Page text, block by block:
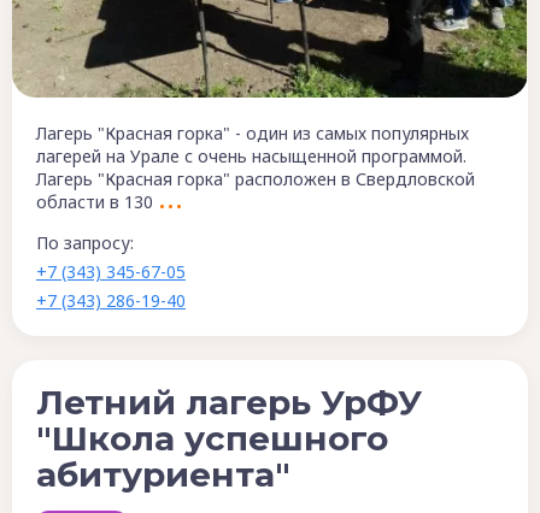
Лагерь "Красная горка" - один из самых популярных
лагерей на Урале с очень насыщенной программой.
Лагерь "Красная горка" расположен в Свердловской
области в 130
По запросу:
+7 (343) 345-67-05
+7 (343) 286-19-40
Летний лагерь УрФУ
"Школа успешного
абитуриента"